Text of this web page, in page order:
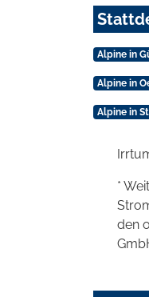
Alpine in
Alpine in
Alpine in
*
den